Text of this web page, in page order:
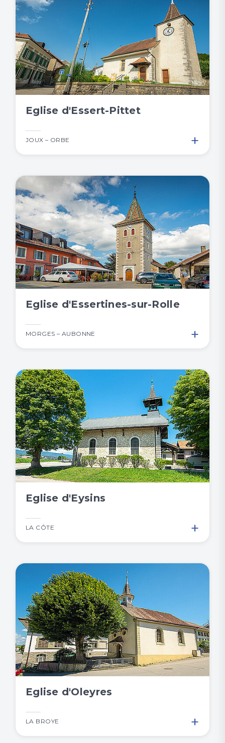
Eglise d'Essert-Pittet
JOUX – ORBE +
Eglise d'Essertines-sur-Rolle
MORGES – AUBONNE +
Eglise d'Eysins
LA CÔTE +
Eglise d'Oleyres
LA BROYE +